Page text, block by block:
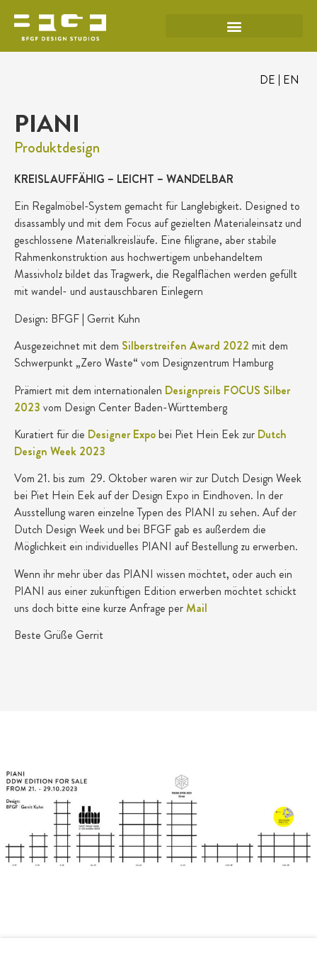
DE EN
PIANI
Produktdesign
KREISLAUFFÄHIG – LEICHT – WANDELBAR
Ein Regalmöbel-System gemacht für Langlebigkeit. Designed to
disassambly und mit dem Focus auf gezielten Materialeinsatz und
geschlossene Materialkreisläufe. Eine filigrane, aber stabile
Rahmenkonstruktion aus hochwertigem unbehandeltem
Massivholz bildet das Tragwerk, die Regalflächen werden gefüllt
mit wandel- und austauschbaren Einlegern
Design: BFGF | Gerrit Kuhn
Ausgezeichnet mit dem Silberstreifen Award 2022 mit dem
Schwerpunkt „Zero Waste“ vom Designzentrum Hamburg
Prämiert mit dem internationalen Designpreis FOCUS Silber
2023 vom Design Center Baden-Württemberg
Kuratiert für die Designer Expobei Piet Hein Eek zur Dutch
Design Week 2023
Vom 21. bis zum 29. Oktober waren wir zur Dutch Design Week
bei Piet Hein Eek auf der Design Expo in Eindhoven. In der
Ausstellung waren einzelne Typen des PIANI zu sehen. Auf der
Dutch Design Week und bei BFGF gab es außerdem die
Möglichkeit ein individuelles PIANI auf Bestellung zu erwerben.
Wenn ihr mehr über das PIANI wissen möchtet, oder auch ein
PIANI aus einer zukünftigen Edition erwerben möchtet schickt
uns doch bitte eine kurze Anfrage perMail
Beste Grüße Gerrit